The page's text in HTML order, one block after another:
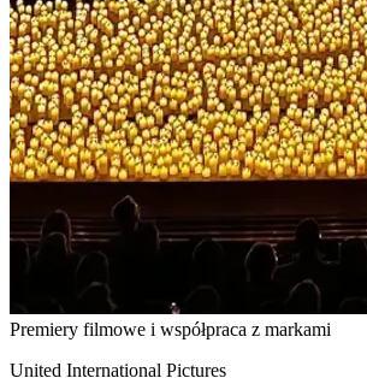
Premiery filmowe i współpraca z markami
United International Pictures